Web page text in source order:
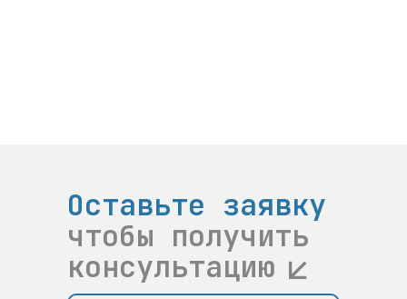
Оставьте заявку
чтобы получить
консультацию